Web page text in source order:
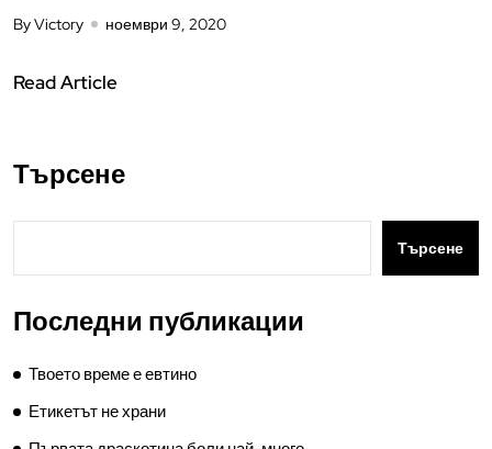
By Victory ноември 9, 2020
Read Article
Търсене
Търсене
Последни публикации
Твоето време е евтино
Етикетът не храни